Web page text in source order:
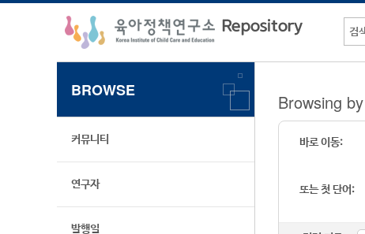
BROWSE
커뮤니티
연구자
발행일
Browsing
바로 이동:
또는 첫 단어: